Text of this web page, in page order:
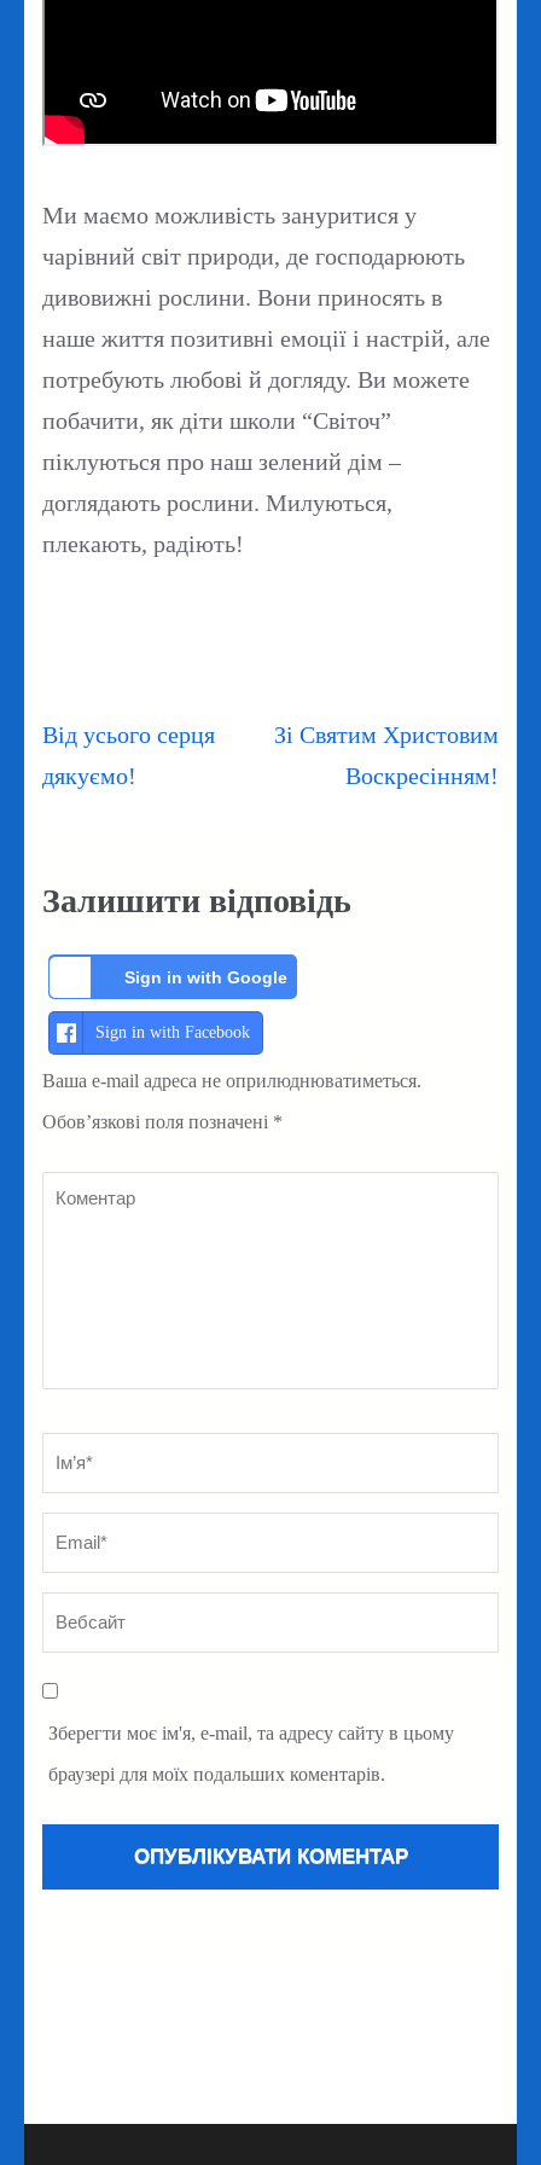
Ми маємо можливість зануритися у
чарівний світ природи, де господарюють
дивовижні рослини. Вони приносять в
наше життя позитивні емоції і настрій, але
потребують любові й догляду. Ви можете
побачити, як діти школи “Світоч”
піклуються про наш зелений дім –
доглядають рослини. Милуються,
плекають, радіють!
Навігація
записів
Від усього серця
дякуємо!
Зі Святим Христовим
Воскресінням!
Залишити відповідь
Sign in with Google
Sign in with Facebook
Ваша e-mail адреса не оприлюднюватиметься.
Обов’язкові поля позначені *
Коментар
Ім’я *
Зберегти моє ім'я, e-mail, та адресу сайту в цьому
браузері для моїх подальших коментарів.